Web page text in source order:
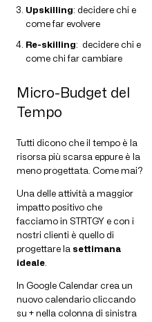
Upskilling: decidere chi e
come far evolvere
Re-skilling: decidere chi e
come chi far cambiare
Micro-Budget del
Tempo
Tutti dicono che il tempo è la
risorsa più scarsa eppure è la
meno progettata. Come mai?
Una delle attività a maggior
impatto positivo che
facciamo in STRTGY e con i
nostri clienti è quello di
progettare la settimana
ideale
In Google Calendar crea un
nuovo calendario cliccando
su + nella colonna di sinistra